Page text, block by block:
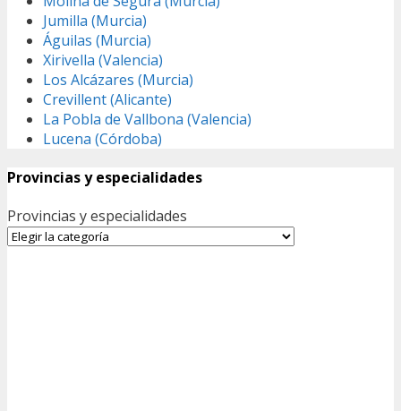
Jumilla (Murcia)
Águilas (Murcia)
Xirivella (Valencia)
Los Alcázares (Murcia)
Crevillent (Alicante)
La Pobla de Vallbona (Valencia)
Lucena (Córdoba)
Provincias y especialidades
Provincias y especialidades